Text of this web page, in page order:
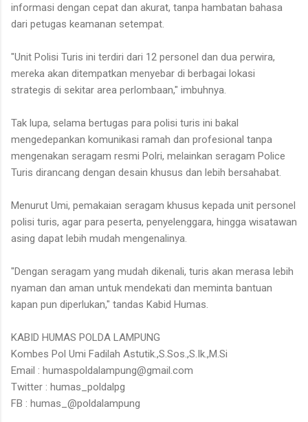
informasi dengan cepat dan akurat, tanpa hambatan bahasa
dari petugas keamanan setempat.
"Unit Polisi Turis ini terdiri dari 12 personel dan dua perwira,
mereka akan ditempatkan menyebar di berbagai lokasi
strategis di sekitar area perlombaan," imbuhnya.
Tak lupa, selama bertugas para polisi turis ini bakal
mengedepankan komunikasi ramah dan profesional tanpa
mengenakan seragam resmi Polri, melainkan seragam Police
Turis dirancang dengan desain khusus dan lebih bersahabat.
Menurut Umi, pemakaian seragam khusus kepada unit personel
polisi turis, agar para peserta, penyelenggara, hingga wisatawan
asing dapat lebih mudah mengenalinya.
"Dengan seragam yang mudah dikenali, turis akan merasa lebih
nyaman dan aman untuk mendekati dan meminta bantuan
kapan pun diperlukan," tandas Kabid Humas.
KABID HUMAS POLDA LAMPUNG
Kombes Pol Umi Fadilah Astutik.,S.Sos.,S.Ik.,M.Si
Email : humaspoldalampung@gmail.com
Twitter : humas_poldalpg
FB : humas_@poldalampung